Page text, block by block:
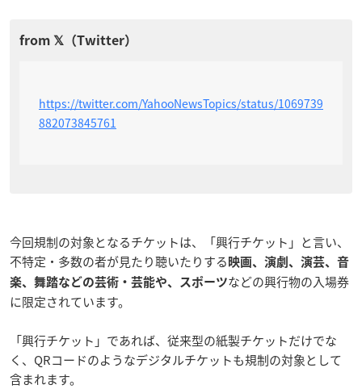
https://twitter.com/YahooNewsTopics/status/1069739
882073845761
今回規制の対象となるチケットは、「興行チケット」と言い、
不特定・多数の者が見たり聴いたりする 映画、演劇、演芸、音
楽、舞踏などの芸術・芸能や、スポーツなどの興行物の入場券
に限定されています。
「興行チケット」であれば、従来型の紙製チケットだけでな
く、QRコードのようなデジタルチケットも規制の対象として
含まれます。